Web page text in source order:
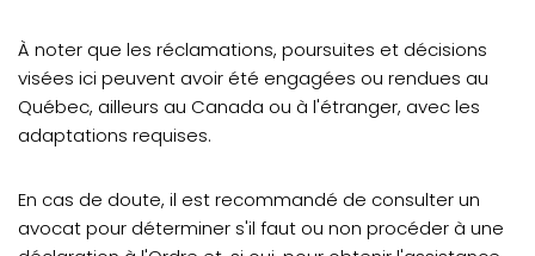
À noter que les réclamations, poursuites et décisions
visées ici peuvent avoir été engagées ou rendues au
Québec, ailleurs au Canada ou à l'étranger, avec les
adaptations requises.
En cas de doute, il est recommandé de consulter un
avocat pour déterminer s'il faut ou non procéder à une